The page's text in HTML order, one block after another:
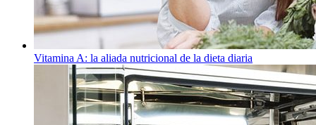
Vitamina A: la aliada nutricional de la dieta diaria